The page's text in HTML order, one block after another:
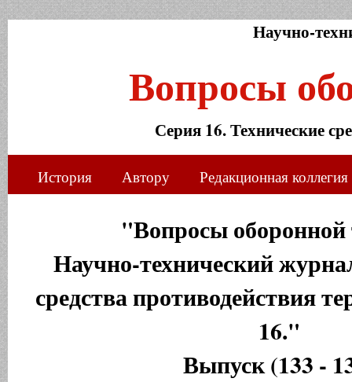
Научно-
Вопросы
Серия 16. Технические
История Автору Редакционная коллегия
"Вопросы оборонной
Научно-технический
средства противодействия
16."
Выпуск (133 -